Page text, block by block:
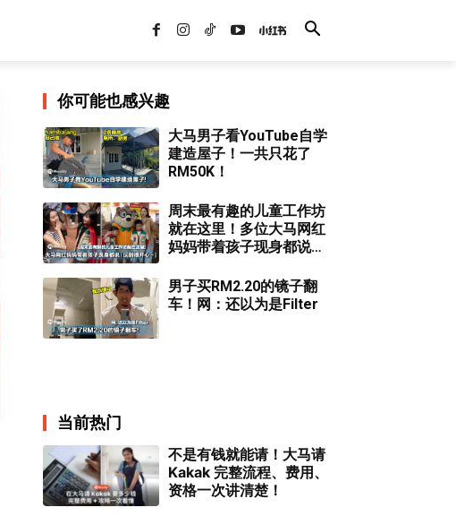
你可能也感兴趣
大马男子看YouTube自学
建造屋子！一共只花了
RM50K！
周末最有趣的儿童工作坊
就在这里！多位大马网红
妈妈带着孩子现身都说
男子买RM2.20的镜子翻
车！网：还以为是Filter
当前热门
不是有钱就能请！大马请
Kakak 完整流程、费用、
资格一次讲清楚！